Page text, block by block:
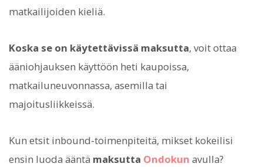
matkailijoiden kieliä.
Koska se on käytettävissä maksutta, voit ottaa
ääniohjauksen käyttöön heti kaupoissa,
matkailuneuvonnassa, asemilla tai
majoitusliikkeissä.
Kun etsit inbound-toimenpiteitä, mikset kokeilisi
ensin luoda ääntä maksutta Ondokun avulla?